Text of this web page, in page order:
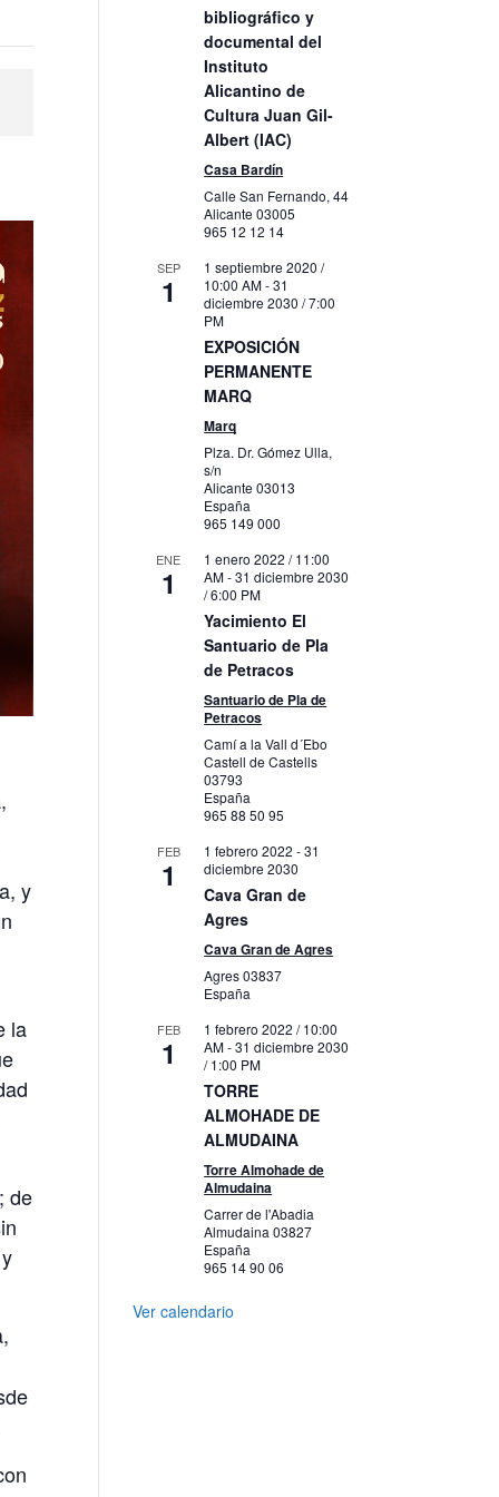
y
la
de
bibliográfico y
documental del
Instituto
Alicantino de
Cultura Juan Gil-
Albert (IAC)
Casa Bardín
Calle San Fernando, 44
Alicante03005
965 12 12 14
SEP
1
1 septiembre 2020 /
10:00 AM-31
diciembre 2030 / 7:00
PM
EXPOSICIÓN
PERMANENTE
MARQ
Marq
Plza. Dr. Gómez Ulla,
s/n
Alicante03013
España
965 149 000
ENE
1
1 enero 2022 / 11:00
AM-31 diciembre 2030
/ 6:00 PM
Yacimiento El
Santuario de Pla
de Petracos
Santuario de Pla de
Petracos
Camí a la Vall d´Ebo
Castell de Castells
03793
España
965 88 50 95
FEB
1
1 febrero 2022 -31
diciembre 2030
Cava Gran de
Agres
Cava Gran de Agres
Agres03837
España
FEB
1
1 febrero 2022 / 10:00
AM-31 diciembre 2030
/ 1:00 PM
TORRE
ALMOHADE DE
ALMUDAINA
Torre Almohade de
Almudaina
Carrer de l'Abadia
Almudaina03827
España
965 14 90 06
Ver calendario